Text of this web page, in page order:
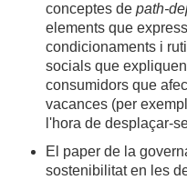
conceptes de path-
elements que
condicionaments i
socials que
consumidors que
vacances (per
l'hora de desplaçar-
El paper de la
sostenibilitat en les